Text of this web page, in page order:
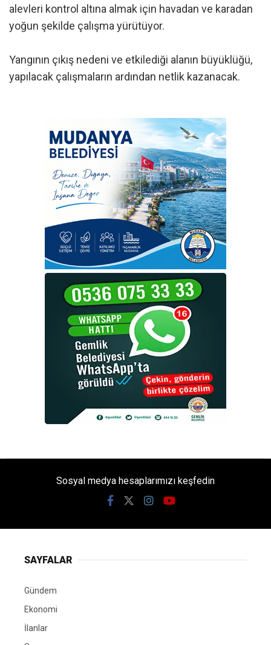
alevleri kontrol altına almak için havadan ve karadan
yoğun şekilde çalışma yürütüyor.
Yangının çıkış nedeni ve etkilediği alanın büyüklüğü,
yapılacak çalışmaların ardından netlik kazanacak.
Sosyal medya hesaplarımızı keşfedin
SAYFALAR
Gündem
Ekonomi
İlanlar